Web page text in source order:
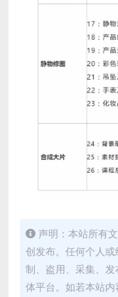
声明：本站所有
创发布。任何个人
制、盗用、采集、
体平台。如若本站